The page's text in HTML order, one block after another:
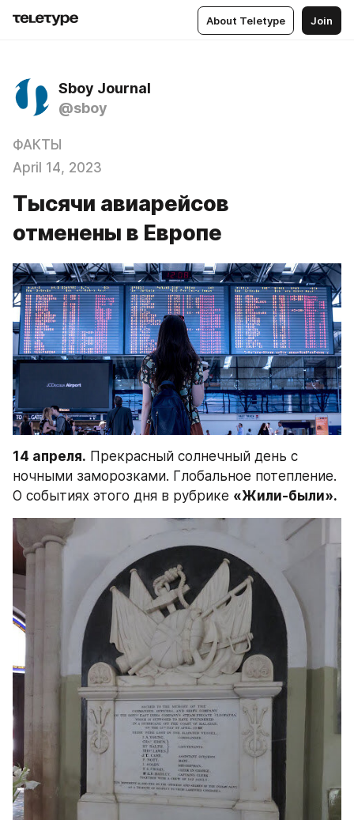
About Teletype Join
Sboy Journal
@sboy
ФАКТЫ
April 14, 2023
Тысячи авиарейсов
отменены в Европе
14 апреля. Прекрасный солнечный день с
ночными заморозками. Глобальное потепление.
О событиях этого дня в рубрике «Жили-были».